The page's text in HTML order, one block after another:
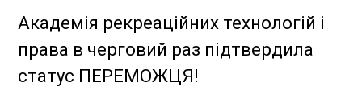
Академія рекреаційних технологій і
права в черговий раз підтвердила
статус ПЕРЕМОЖЦЯ!